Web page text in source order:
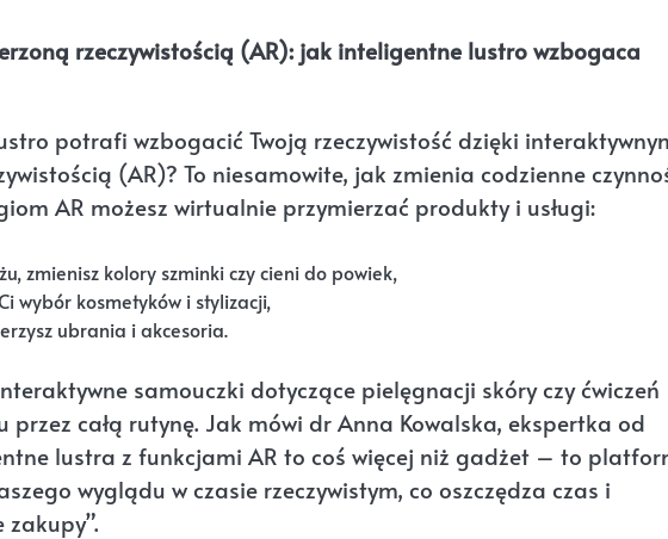
rzeczywistością (AR): jak inteligentne lustro wzbogaca
potrafi wzbogacić Twoją rzeczywistość dzięki
(AR)? To niesamowite, jak zmienia codzienne
AR możesz wirtualnie przymierzać produkty i usługi:
zmienisz kolory szminki czy cieni do powiek,
wybór kosmetyków i stylizacji,
ubrania i akcesoria.
samouczki dotyczące pielęgnacji skóry czy ćwiczeń
całą rutynę. Jak mówi dr Anna Kowalska, ekspertka od
lustra z funkcjami AR to coś więcej niż gadżet – to
wyglądu w czasie rzeczywistym, co oszczędza czas i